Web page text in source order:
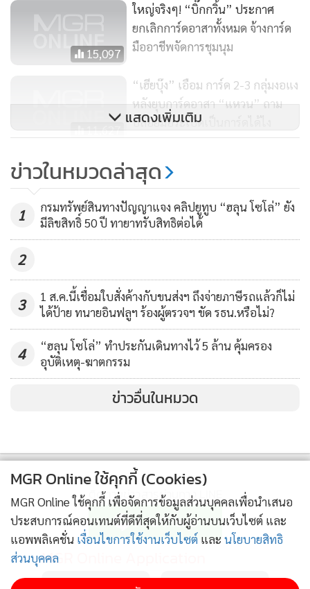
เมื่อถามว่า นายพริษฐ์ ระบุว่า จะจัดทีมงานที่ได้รับการฝึกฝนและ
มีทักษะอย่างมืออาชีพมาช่วยอำนวยความสะดวกในการจัด
ชุมนุมต่อไป น.ส.มิณราญาพร ตอบกลับว่า “จะจัดทีมงานที่ได้รับ
การฝึกฝนทักษะอย่างมืออาชีพ นี่คือการจัดอบรมค่ะ จัดอบรม
เพื่อไปในทิศทางเดียวกัน และมีความอดทนอดกลั้นต่อการปะทะ
เพื่อให้เป็นไปตามการต่อสู้แบบสันติ ตามที่น้องๆ ได้สู้กันมา”
15,097
ใหญ่จริงๆ! “บิ๊กกวิ้น” ประกาศ
ยกเลิกการ์ดอาสาทั้งหมด จ้างการ์ด
มืออาชีพจัดการชุมนุม
11,627
“เฮียบุ๊ง” เอือม การ์ด 2-3 กลุ่มงอแง
หลังยุบการ์ดอาสา “แหวน” ถาม
ปล่อยมือระเบิดเป็นการ์ดได้ไง
335
แดงเอาบัตรขึ้นหิ้ง แม้โดนมองมี
ปัญหา แต่จงภูมิใจ
แสดงเพิ่มเติม
ข่าวในหมวดล่าสุด
1
กรมทรัพย์สินทางปัญญาแจง คลิปยูทูบ “ฮลุน โซโล่” ยัง
มีลิขสิทธิ์ 50 ปี ทายาทรับสิทธิต่อได้
2
3
1 ส.ค.นี้เชื่อมใบสั่งค้างกับขนส่งฯ ถึงจ่ายภาษีรถแล้วก็ไม่
ได้ป้าย ทนายอินฟลูฯ ร้องผู้ตรวจฯ ขัด รธน.หรือไม่?
4
“ฮลุน โซโล่” ทำประกันเดินทางไว้ 5 ล้าน คุ้มครอง
อุบัติเหตุ-ฆาตกรรม
ข่าวอื่นในหมวด
ติดตามข่าวสารผ่านทาง LINE
MGR Online Application
MGR Online ใช้คุกกี้ (Cookies)
MGR Online ใช้คุกกี้ เพื่อจัดการข้อมูลส่วนบุคคลเพื่อนำเสนอ
ประสบการณ์คอนเทนต์ที่ดีที่สุดให้กับผู้อ่านบนเว็บไซต์ และ
แอพพลิเคชั่น เงื่อนไขการใช้งานเว็บไซต์ และ นโยบายสิทธิ
ส่วนบุคคล